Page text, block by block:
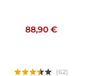
88,90 €
(62)